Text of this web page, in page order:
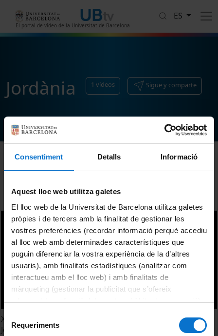
Consentiment Detalls Informació
Aquest lloc web utilitza galetes
El lloc web de la Universitat de Barcelona utilitza galetes
pròpies i de tercers amb la finalitat de gestionar les
vostres preferències (recordar informació perquè accediu
al lloc web amb determinades característiques que
puguin diferenciar la vostra experiència de la d’altres
usuaris), amb finalitats estadístiques (analitzar com
interactueu amb el lloc web) i amb finalitats de
màrqueting (gestionar la publicitat que s’ofereix
adequant-la en funció dels vostres hàbits de navegació).
consultar laPolítica de galetes del lloc web de la
Requeriments
El portal de vídeo de la Universitat de Barcelona
ES
Jordània 1 vídeos Sigue y comparte
Ordenar
Xarxes de distribució de l'aigua al jaciment de Sela (Tafila,
Jordània). Roser Marsal Aguilera